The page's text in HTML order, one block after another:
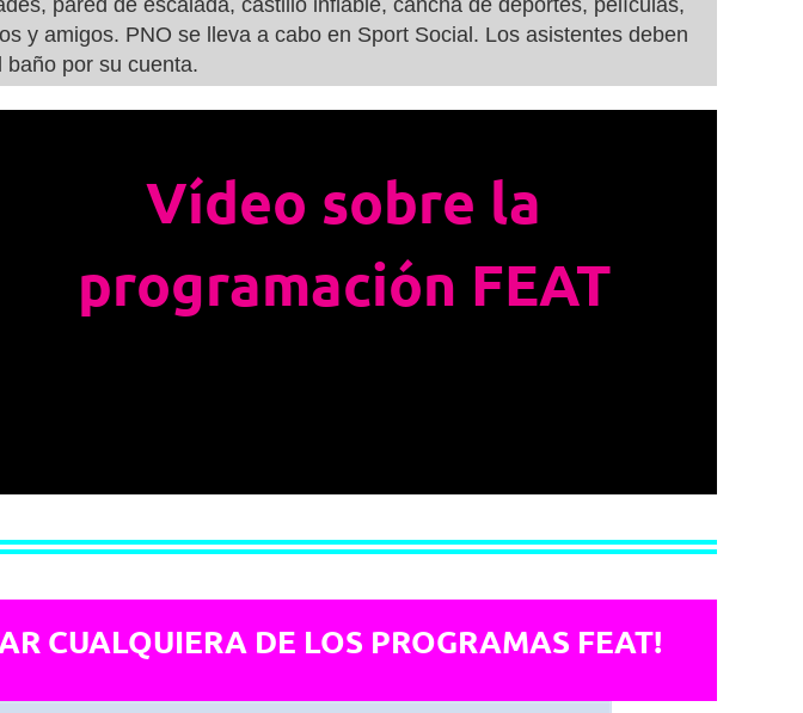
pared de escalada, castillo inflable, cancha de deportes, películas,
y amigos. PNO se lleva a cabo en Sport Social. Los asistentes deben
baño por su cuenta.
Vídeo sobre la
programación FEAT
CUALQUIERA DE LOS PROGRAMAS FEAT!